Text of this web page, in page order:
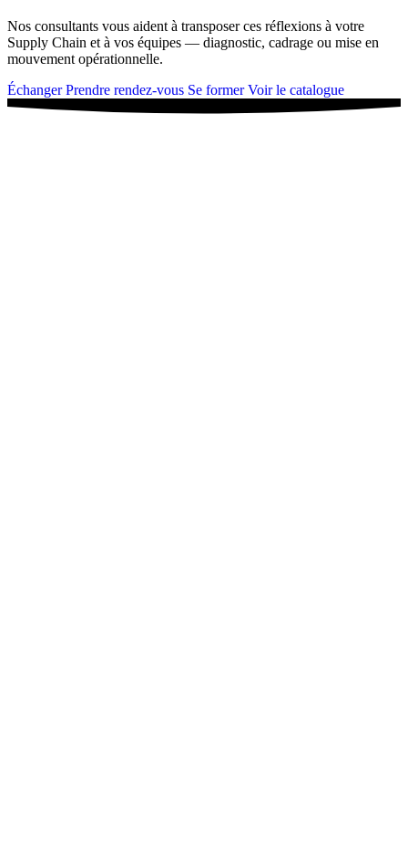
Nos consultants vous aident à transposer ces réflexions à votre
Supply Chain et à vos équipes — diagnostic, cadrage ou mise en
mouvement opérationnelle.
Échanger Prendre rendez-vous Se former Voir le catalogue